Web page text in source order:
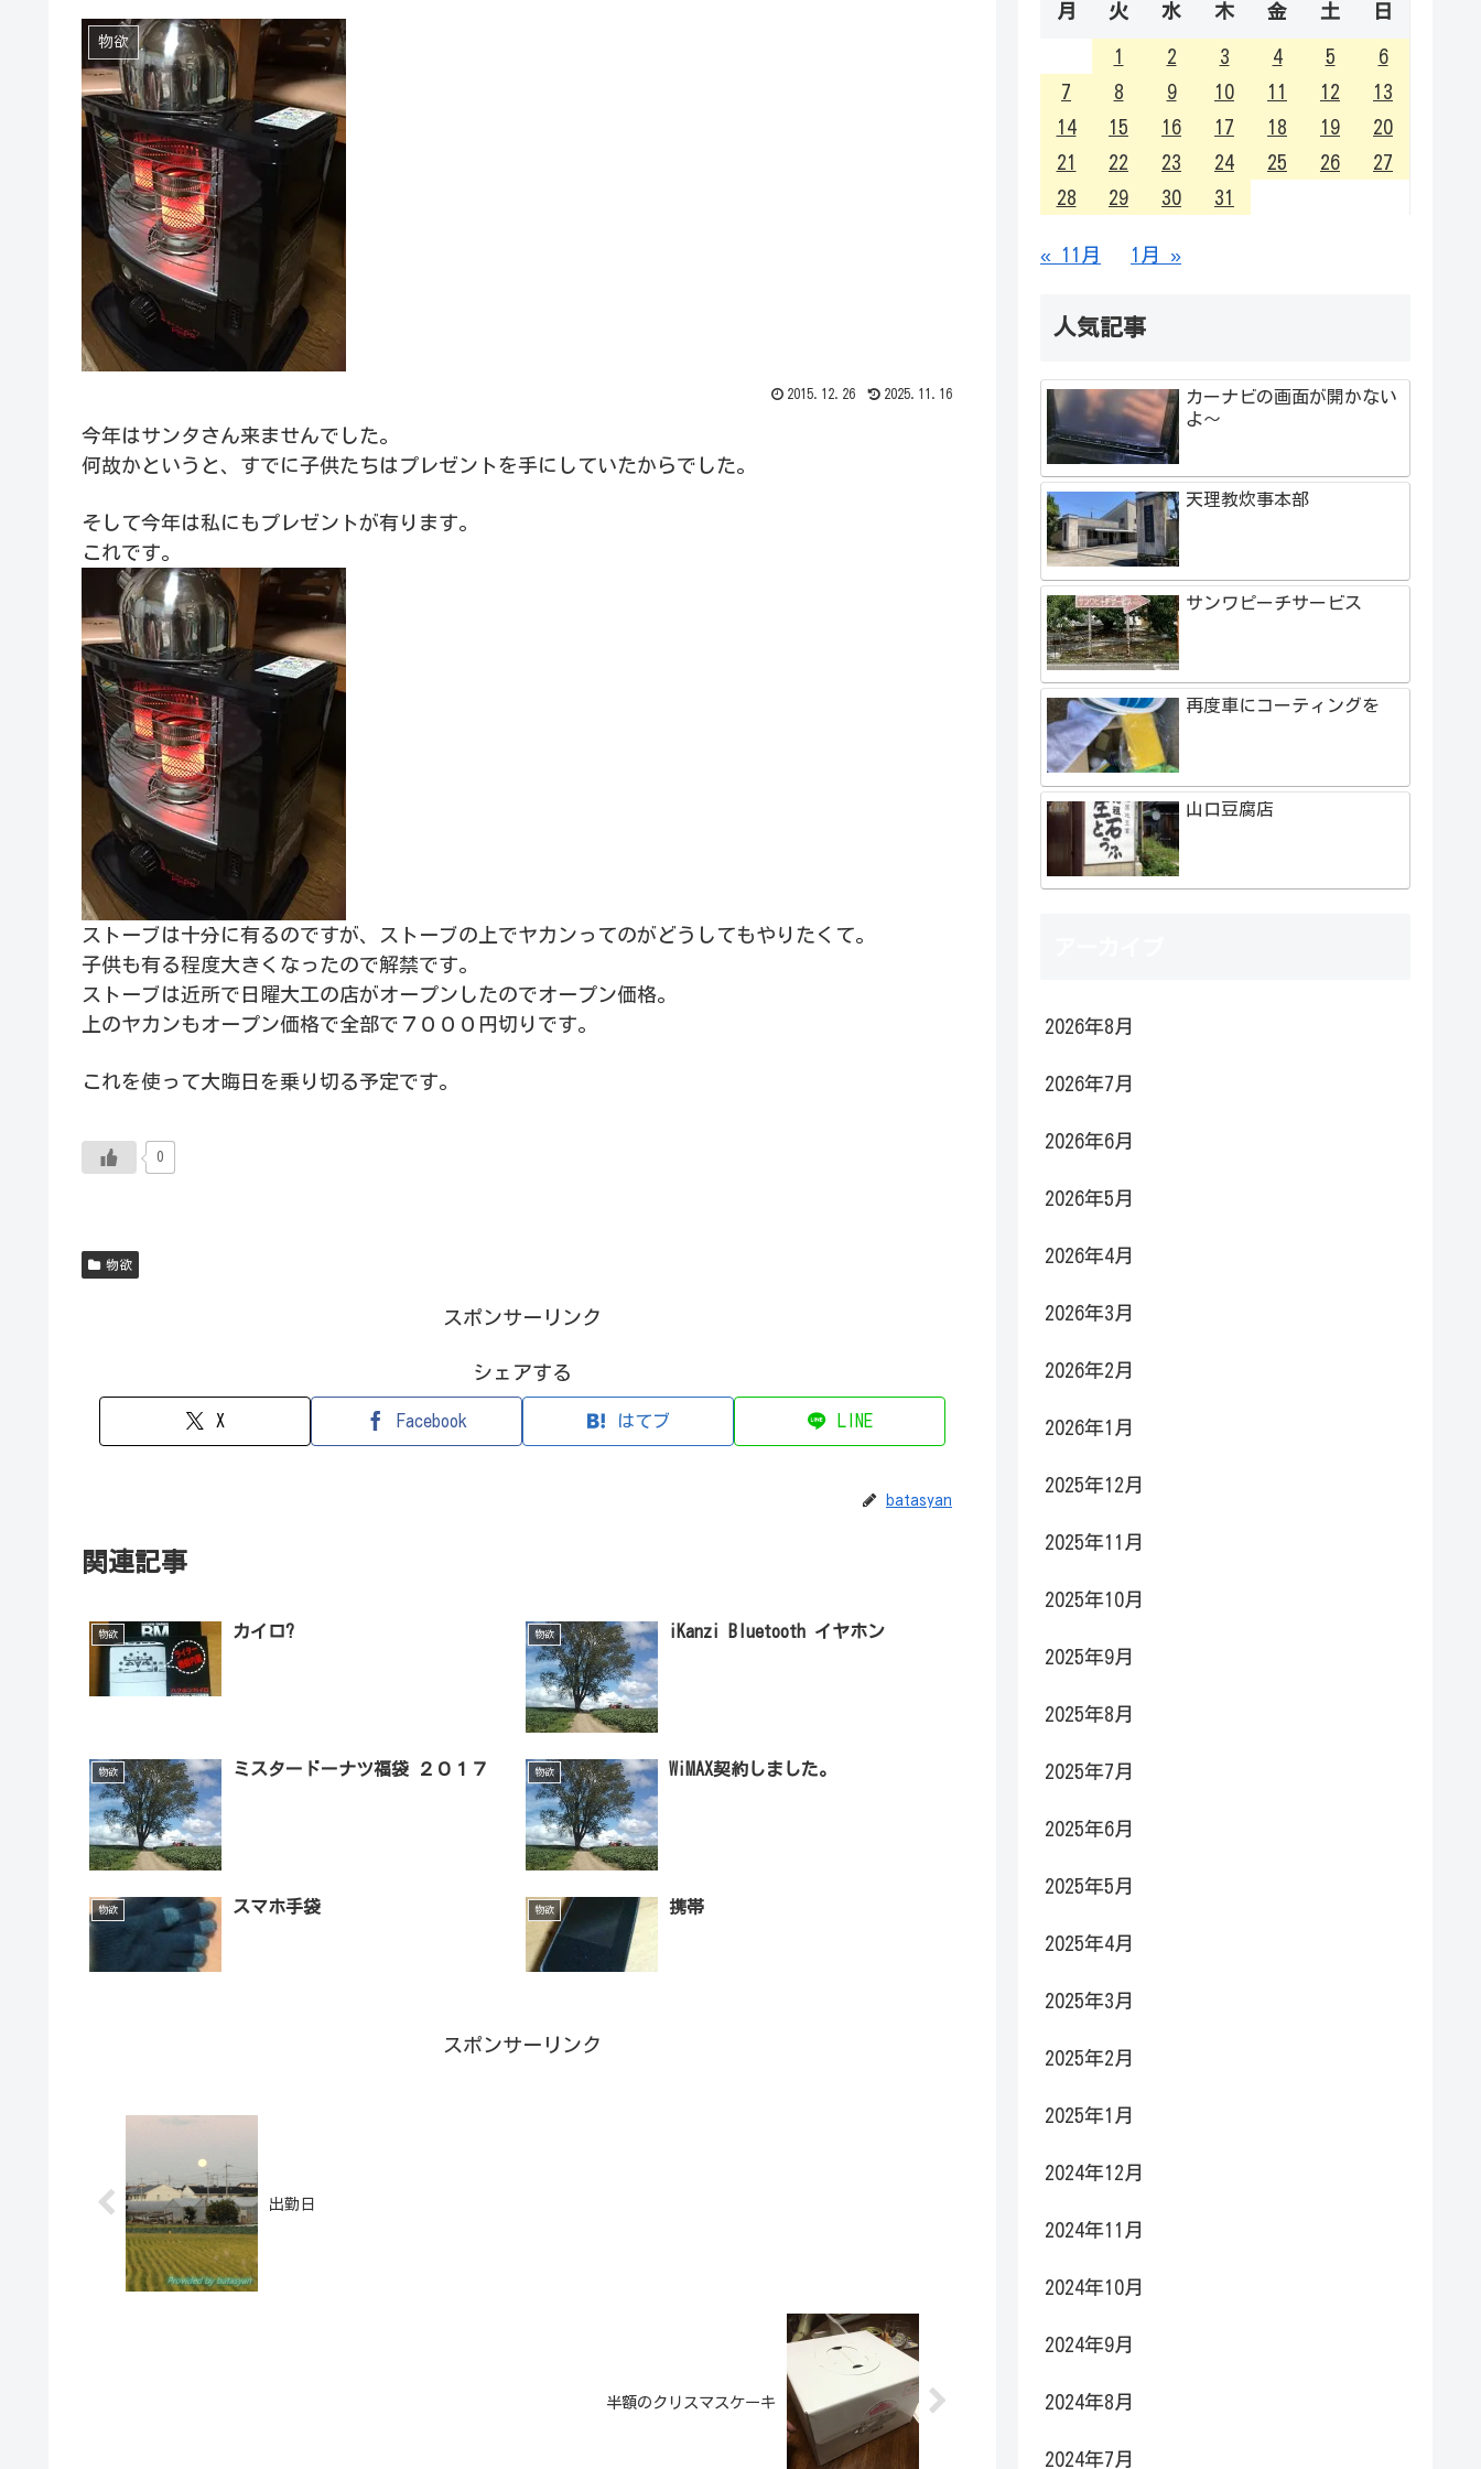
物欲
2015.12.26 2025.11.16
今年はサンタさん来ませんでした。
何故かというと、すでに子供たちはプレゼントを手にしていたからでした。
そして今年は私にもプレゼントが有ります。
これです。
ストーブは十分に有るのですが、ストーブの上でヤカンってのがどうしてもやりたくて。
子供も有る程度大きくなったので解禁です。
ストーブは近所で日曜大工の店がオープンしたのでオープン価格。
上のヤカンもオープン価格で全部で７０００円切りです。
これを使って大晦日を乗り切る予定です。
0
物欲
スポンサーリンク
シェアする
X Facebook はてブ LINE
batasyan
関連記事
物欲 カイロ? 物欲 iKanzi Bluetooth イヤホン
物欲 ミスタードーナツ福袋 ２０１７ 物欲 WiMAX契約しました。
物欲 スマホ手袋 物欲 携帯
スポンサーリンク
出勤日
半額のクリスマスケーキ
月 火 水 木 金 土 日
1 2 3 4 5
6
7
8 9 10 11 12
13
14
15 16 17 18 19
20
21
22 23 24 25 26
27
28
29 30 31
« 11月 1月 »
人気記事
カーナビの画面が開かない
よ～
天理教炊事本部
サンワピーチサービス
再度車にコーティングを
山口豆腐店
2026年8月
2026年7月
2026年6月
2026年5月
2026年4月
2026年3月
2026年2月
2026年1月
2025年12月
2025年11月
2025年10月
2025年9月
2025年8月
2025年7月
2025年6月
2025年5月
2025年4月
2025年3月
2025年2月
2025年1月
2024年12月
2024年11月
2024年10月
2024年9月
2024年8月
2024年7月